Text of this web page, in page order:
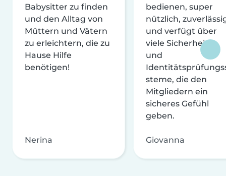
Babysitter zu finden
und den Alltag von
Müttern und Vätern
zu erleichtern, die zu
Hause Hilfe
benötigen!
Nerina
bedienen, super
nützlich,
und verfügt über
viele Sicherheits-
und
steme, die den
Mitgliedern ein
sicheres Gefühl
geben.
Giovanna